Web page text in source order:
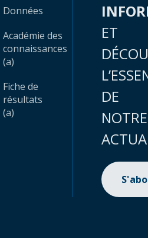
Données
Académie des
connaissances
(a)
Fiche de
résultats
(a)
ET
DE
NOTRE